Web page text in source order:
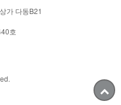
가 다동B21
호